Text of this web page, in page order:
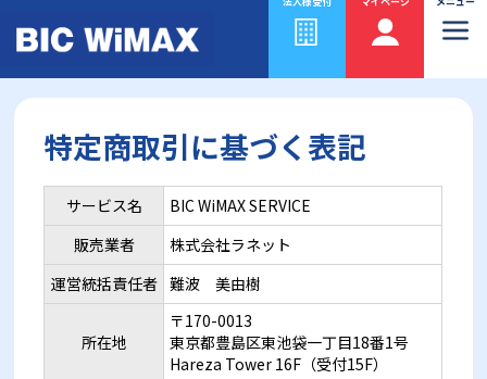
特定商取引に基づく表記
サービス名
BIC WiMAX SERVICE
販売業者
株式会社ラネット
運営統括責任者 難波 美由樹
所在地
〒170-0013
東京都豊島区東池袋一丁目18番1号
Hareza Tower 16F（受付15F）